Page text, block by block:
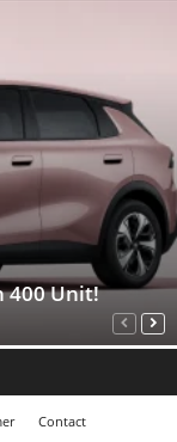
400 Unit!
Contact